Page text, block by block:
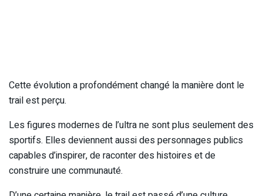
Cette évolution a profondément changé la manière dont le
trail est perçu.
Les figures modernes de l’ultra ne sont plus seulement des
sportifs. Elles deviennent aussi des personnages publics
capables d’inspirer, de raconter des histoires et de
construire une communauté.